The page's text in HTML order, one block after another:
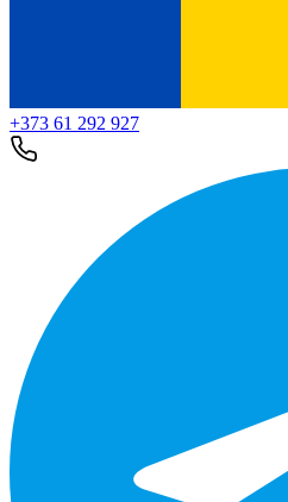
+373 61 292 927